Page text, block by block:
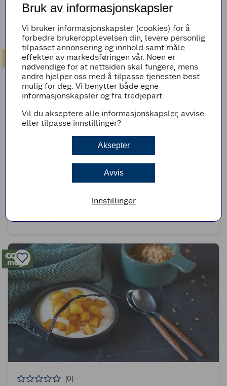
(0)
Bruk av informasjonskapsler
Vi bruker informasjonskapsler (cookies) for å
forbedre brukeropplevelsen din, levere personlig
tilpasset annonsering og innhold samt måle
effekten av markedsføringen vår. Noen er
nødvendige for at nettsiden skal fungere, mens
andre hjelper oss med å tilpasse tjenesten best
mulig for deg. Vi benytter både egne
informasjonskapsler og fra tredjepart.
Vil du akseptere alle informasjonskapsler, avvise
eller tilpasse innstillinger?
Aksepter
Avvis
Innstillinger